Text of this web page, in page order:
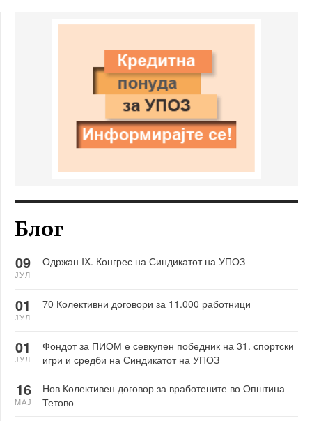
Блог
Одржан IX. Конгрес на Синдикатот на УПОЗ
09
ЈУЛ
70 Колективни договори за 11.000 работници
01
ЈУЛ
Фондот за ПИОМ е севкупен победник на 31. спортски
игри и средби на Синдикатот на УПОЗ
01
ЈУЛ
Нов Колективен договор за вработените во Општина
Тетово
16
МАЈ